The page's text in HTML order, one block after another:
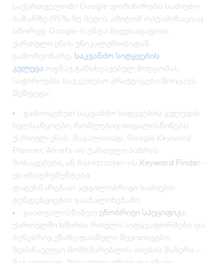
საქართველოში Google დომინირებს საძიებო
ბაზარზე (95%-ზე მეტი), ამიტომ ოპტიმიზაციაც
სწორედ Google-ს უნდა მივუსადაგოთ.
ქართული ენის უნიკალურობიდან
გამომდინარე, საკვანძო სიტყვების
კვლევა ოდნავ განსხვავებულ მიდგომას
საჭიროებს. საუკეთესო პრაქტიკები მოიცავს
შემდეგს:
გამოიყენეთ საკვანძო სიტყვების კვლევის
ხელსაწყოები, რომლებიც ითვალისწინებს
ქართულ ენას. მაგალითად, Google Keyword
Planner, Ahrefs-ის ქართული ბაზრის
მონაცემები, ან Ranktracker-ის Keyword Finder –
ეს ინსტრუმენტები
დაგეხმარებათ ადგილობრივი საძიებო
ტენდენციების გაანალიზებაში.
გაითვალისწინეთ ენობრივი სპეციფიკა:
ქართულში ხშირია რთული სიტყვაფორმები და
ბუნებრივ ენაზე დასმული შეკითხვები.
შეისწავლეთ მომხმარებლის ძიების მანერა –